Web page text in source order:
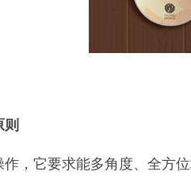
，它要求能多角度、全方